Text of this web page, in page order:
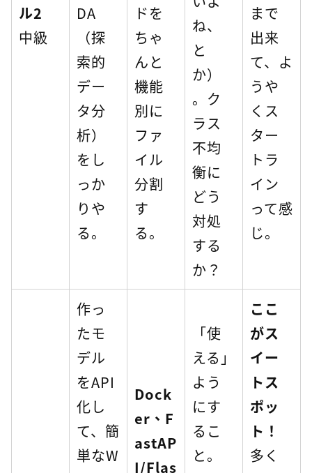
ル2
中級
DA
（探
索的
デー
タ分
析）
をし
っか
りや
る。
ドを
ちゃ
んと
機能
別に
ファ
イル
分割
す
る。
ね、
と
か）
。ク
ラス
不均
衡に
どう
対処
する
か？
まで
出来
て、よ
うや
くス
ター
トラ
イン
って感
じ。
作っ
たモ
デル
をAPI
化し
て、簡
単なW
Dock
er、F
astAP
I/Flas
「使
える」
よう
にす
るこ
と。
ここ
がス
イー
トス
ポッ
ト！
多く